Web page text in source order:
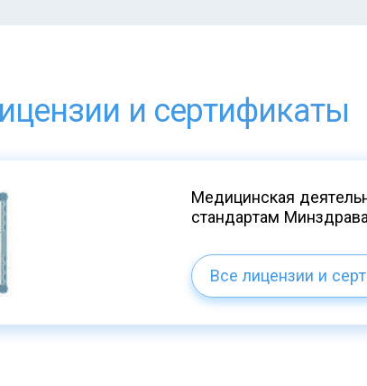
и сертификаты
Медицинская
стандартам Минздрава
Все лицензии и